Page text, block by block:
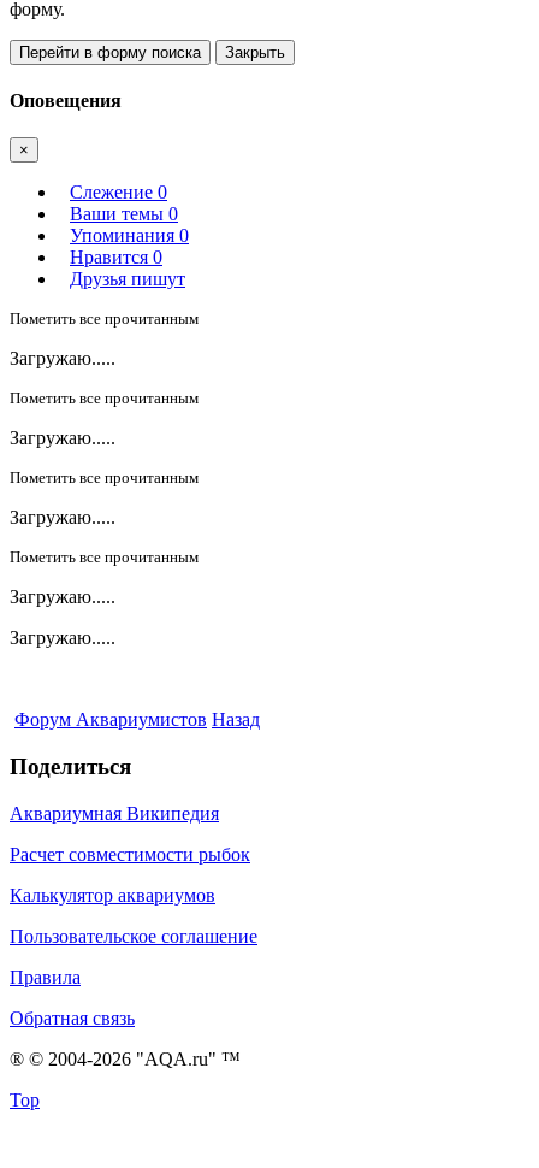
форму.
Перейти в форму поиска Закрыть
Оповещения
×
Слежение 0
Ваши темы 0
Упоминания 0
Нравится 0
Друзья пишут
Пометить все прочитанным
Загружаю.....
Пометить все прочитанным
Загружаю.....
Пометить все прочитанным
Загружаю.....
Пометить все прочитанным
Загружаю.....
Загружаю.....
Форум Аквариумистов Назад
Поделиться
Аквариумная Википедия
Расчет совместимости рыбок
Калькулятор аквариумов
Пользовательское соглашение
Правила
Обратная связь
® © 2004-2026 "AQA.ru" ™
Top